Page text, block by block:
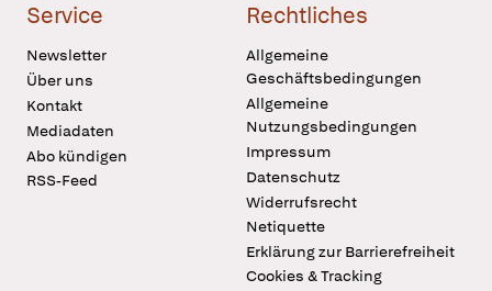
Service
Newsletter
Über uns
Kontakt
Mediadaten
Abo kündigen
RSS-Feed
Rechtliches
Allgemeine
Geschäftsbedingungen
Allgemeine
Nutzungsbedingungen
Impressum
Datenschutz
Widerrufsrecht
Netiquette
Erklärung zur Barrierefreiheit
Cookies & Tracking